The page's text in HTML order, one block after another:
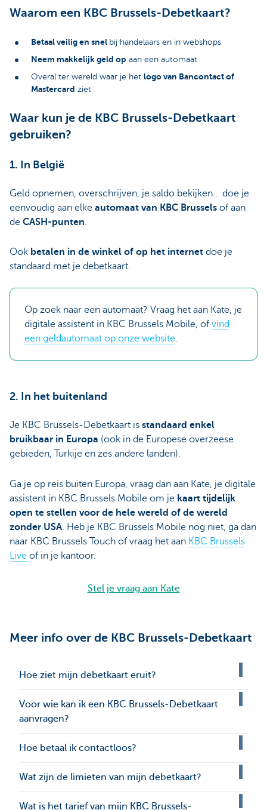
Waarom een KBC Brussels-Debetkaart?
Betaal veilig en snel bij handelaars en in webshops
Neem makkelijk geld op aan een automaat
Overal ter wereld waar je het logo van Bancontact of
Mastercard ziet
Waar kun je de KBC Brussels-Debetkaart
gebruiken?
1. In België
Geld opnemen, overschrijven, je saldo bekijken... doe je
eenvoudig aan elke automaat van KBC Brussels of aan
de CASH-punten.
Ook betalen in de winkel of op het internet doe je
standaard met je debetkaart.
Op zoek naar een automaat? Vraag het aan Kate, je
digitale assistent in KBC Brussels Mobile, of vind
een geldautomaat op onze website.
2. In het buitenland
Je KBC Brussels-Debetkaart is standaard enkel
bruikbaar in Europa (ook in de Europese overzeese
gebieden, Turkije en zes andere landen).
Ga je op reis buiten Europa, vraag dan aan Kate, je digitale
assistent in KBC Brussels Mobile om je kaart tijdelijk
open te stellen voor de hele wereld of de wereld
zonder USA. Heb je KBC Brussels Mobile nog niet, ga dan
naar KBC Brussels Touch of vraag het aan KBC Brussels
Live of in je kantoor.
Stel je vraag aan Kate
Meer info over de KBC Brussels-Debetkaart
Hoe ziet mijn debetkaart eruit?
Voor wie kan ik een KBC Brussels-Debetkaart
aanvragen?
Hoe betaal ik contactloos?
Wat zijn de limieten van mijn debetkaart?
Wat is het tarief van mijn KBC Brussels-